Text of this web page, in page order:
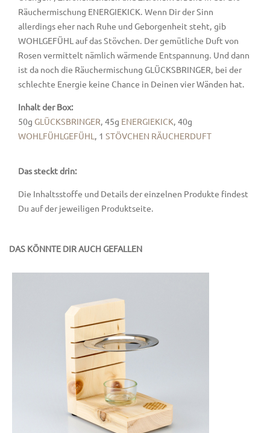
Räuchermischung ENERGIEKICK. Wenn Dir der Sinn
allerdings eher nach Ruhe und Geborgenheit steht, gib
WOHLGEFÜHL auf das Stövchen. Der gemütliche Duft von
Rosen vermittelt nämlich wärmende Entspannung. Und dann
ist da noch die Räuchermischung GLÜCKSBRINGER, bei der
schlechte Energie keine Chance in Deinen vier Wänden hat.
Inhalt der Box:
50g GLÜCKSBRINGER, 45g ENERGIEKICK, 40g
WOHLFÜHLGEFÜHL , 1 STÖVCHEN RÄUCHERDUFT
Das steckt drin:
Die Inhaltsstoffe und Details der einzelnen Produkte findest
Du auf der jeweiligen Produktseite.
DAS KÖNNTE DIR AUCH GEFALLEN